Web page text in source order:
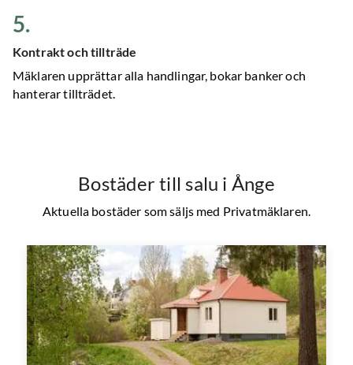
5.
Kontrakt och tillträde
Mäklaren upprättar alla handlingar, bokar banker och
hanterar tillträdet.
Bostäder till salu i Ånge
Aktuella bostäder som säljs med Privatmäklaren.